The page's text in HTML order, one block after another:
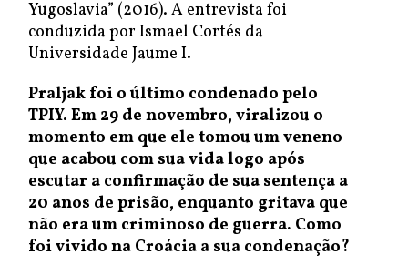
Yugoslavia” (2016). A entrevista foi
conduzida por Ismael Cortés da
Universidade Jaume I.
Praljak foi o último condenado pelo
TPIY. Em 29 de novembro, viralizou o
momento em que ele tomou um veneno
que acabou com sua vida logo após
escutar a confirmação de sua sentença a
20 anos de prisão, enquanto gritava que
não era um criminoso de guerra. Como
foi vivido na Croácia a sua condenação?